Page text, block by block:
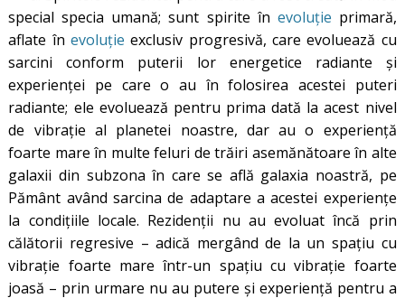
special specia umană; sunt spirite în evoluție primară,
aflate înevoluție exclusiv progresivă, care evoluează cu
sarcini conform puterii lor energetice radiante și
experienței pe care o au în folosirea acestei puteri
radiante; ele evoluează pentru prima dată la acest nivel
de vibrație al planetei noastre, dar au o experiență
foarte mare în multe feluri de trăiri asemănătoare în alte
galaxii din subzona în care se află galaxia noastră, pe
Pământ având sarcina de adaptare a acestei experiențe
la condițiile locale. Rezidenții nu au evoluat încă prin
călătorii regresive – adică mergând de la un spațiu cu
vibrație foarte mare într-un spațiu cu vibrație foarte
joasă – prin urmare nu au putere și experiență pentru a